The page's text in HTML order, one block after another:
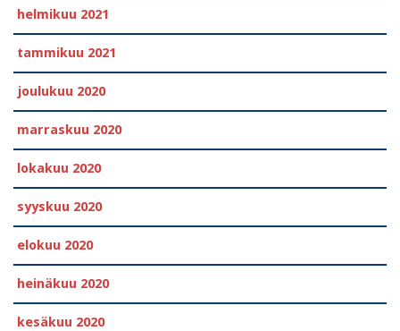
helmikuu 2021
tammikuu 2021
joulukuu 2020
marraskuu 2020
lokakuu 2020
syyskuu 2020
elokuu 2020
heinäkuu 2020
kesäkuu 2020